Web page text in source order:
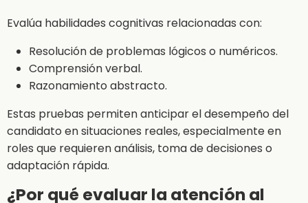
Evalúa habilidades cognitivas relacionadas con:
Resolución de problemas lógicos o numéricos.
Comprensión verbal.
Razonamiento abstracto.
Estas pruebas permiten anticipar el desempeño del
candidato en situaciones reales, especialmente en
roles que requieren análisis, toma de decisiones o
adaptación rápida.
¿Por qué evaluar la atención al